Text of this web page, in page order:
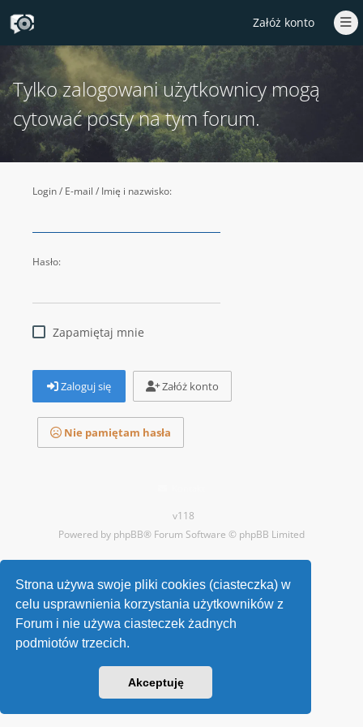
Strona używa swoje pliki cookies (ciasteczka) w
celu usprawnienia korzystania użytkowników z
Forum i nie używa ciasteczek żadnych
podmiotów trzecich.
Akceptuję
Załóż konto
Tylko zalogowani użytkownicy mogą
cytować posty na tym forum.
Login / E-mail / Imię i nazwisko:
Hasło:
Zapamiętaj mnie
Zaloguj się Załóż konto
Nie pamiętam hasła
v118
Powered by phpBB® Forum Software © phpBB Limited